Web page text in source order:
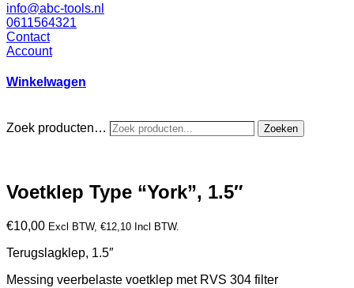
info@abc-tools.nl
0611564321
Contact
Account
Winkelwagen
Zoek producten… Zoeken
Voetklep Type “York”, 1.5″
€10,00 Excl BTW, €12,10 Incl BTW.
Terugslagklep, 1.5″
Messing veerbelaste voetklep met RVS 304 filter